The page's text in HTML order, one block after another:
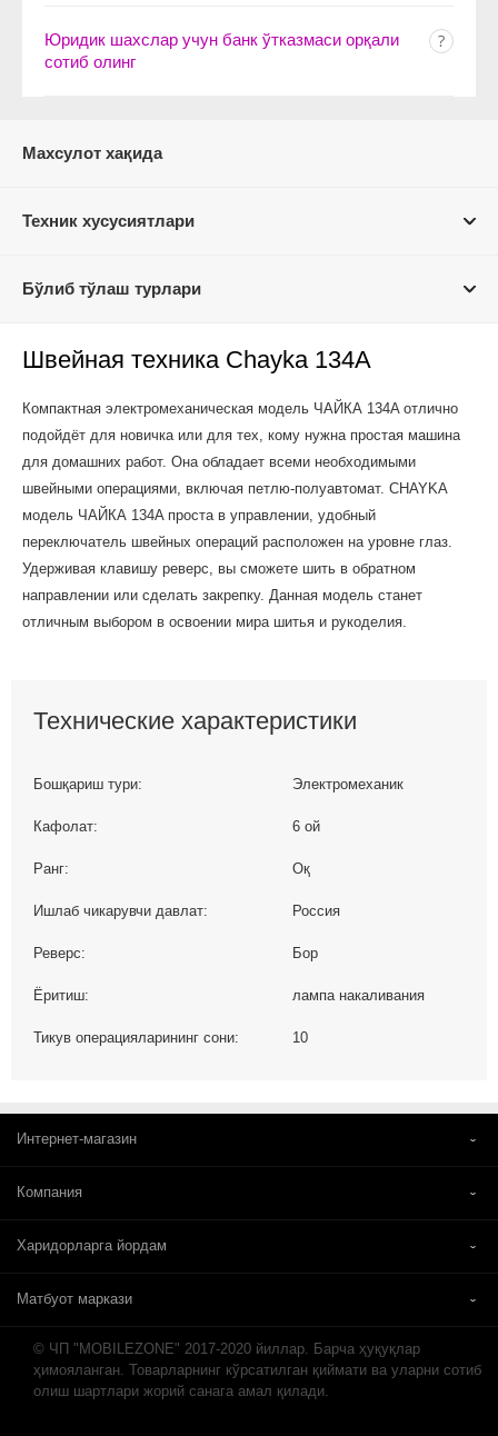
Юридик шахслар учун банк ўтказмаси орқали
сотиб олинг
Махсулот хақида
Техник хусусиятлари
Бўлиб тўлаш турлари
Швейная техника Chayka 134A
Компактная электромеханическая модель ЧАЙКА 134A отлично
подойдёт для новичка или для тех, кому нужна простая машина
для домашних работ. Она обладает всеми необходимыми
швейными операциями, включая петлю-полуавтомат. CHAYKA
модель ЧАЙКА 134A проста в управлении, удобный
переключатель швейных операций расположен на уровне глаз.
Удерживая клавишу реверс, вы сможете шить в обратном
направлении или сделать закрепку. Данная модель станет
отличным выбором в освоении мира шитья и рукоделия.
Технические характеристики
Бошқариш тури: Электромеханик
Кафолат: 6 ой
Ранг: Оқ
Ишлаб чикарувчи давлат: Россия
Реверс: Бор
Ёритиш: лампа накаливания
Тикув операцияларининг сони: 10
Интернет-магазин
Компания
Харидорларга йордам
Матбуот маркази
© ЧП "MOBILEZONE" 2017-2020 йиллар. Барча ҳуқуқлар
ҳимояланган. Товарларнинг кўрсатилган қиймати ва уларни сотиб
олиш шартлари жорий санага амал қилади.